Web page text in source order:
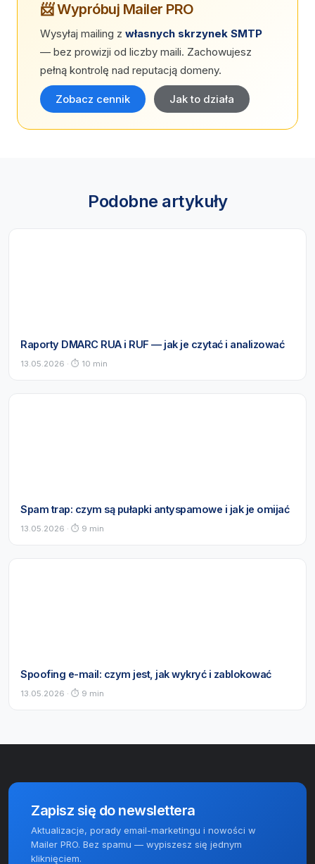
📨 Wypróbuj Mailer PRO
Wysyłaj mailing z własnych skrzynek SMTP
— bez prowizji od liczby maili. Zachowujesz
pełną kontrolę nad reputacją domeny.
Zobacz cennik Jak to działa
Podobne artykuły
Raporty DMARC RUA i RUF — jak je czytać i analizować
13.05.2026 · ⏱ 10 min
Spam trap: czym są pułapki antyspamowe i jak je omijać
13.05.2026 · ⏱ 9 min
Spoofing e-mail: czym jest, jak wykryć i zablokować
13.05.2026 · ⏱ 9 min
Zapisz się do newslettera
Aktualizacje, porady email-marketingu i nowości w
Mailer PRO. Bez spamu — wypiszesz się jednym
kliknięciem.